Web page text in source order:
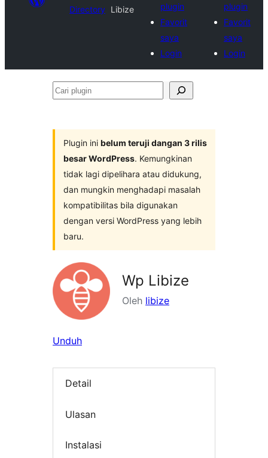
Directory
Libize
plugin
Favorit
saya
Login
plugin
Favorit
saya
Login
Cari
Plugin ini belum teruji dangan 3 rilis
besar WordPress. Kemungkinan
tidak lagi dipelihara atau didukung,
dan mungkin menghadapi masalah
kompatibilitas bila digunakan
dengan versi WordPress yang lebih
baru.
Wp Libize
Oleh libize
Unduh
Detail
Ulasan
Instalasi